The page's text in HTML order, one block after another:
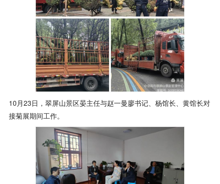
10月23日，翠屏山景区晏主任与赵一曼廖书记、杨馆长、黄馆长对
接菊展期间工作。